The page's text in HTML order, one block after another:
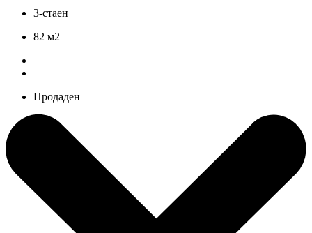
3-стаен
82 м2
Продаден